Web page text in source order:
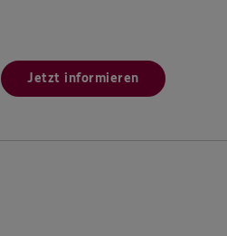
Jetzt informieren